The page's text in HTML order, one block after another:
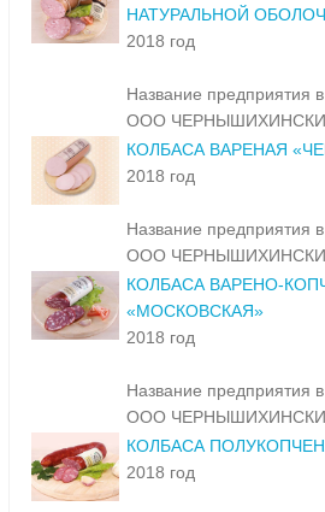
НАТУРАЛЬНОЙ
2018 год
Название предприятия в
ООО
КОЛБАСА ВАРЕНАЯ
2018 год
Название предприятия в
ООО
КОЛБАСА ВАРЕНО-
«МОСКОВСКАЯ»
2018 год
Название предприятия в
ООО
КОЛБАСА
2018 год